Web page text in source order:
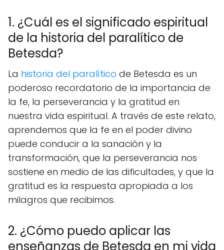
1. ¿Cuál es el significado espiritual
de la historia del paralítico de
Betesda?
La historia del paralítico de Betesda es un
poderoso recordatorio de la importancia de
la fe, la perseverancia y la gratitud en
nuestra vida espiritual. A través de este relato,
aprendemos que la fe en el poder divino
puede conducir a la sanación y la
transformación, que la perseverancia nos
sostiene en medio de las dificultades, y que la
gratitud es la respuesta apropiada a los
milagros que recibimos.
2. ¿Cómo puedo aplicar las
enseñanzas de Betesda en mi vida